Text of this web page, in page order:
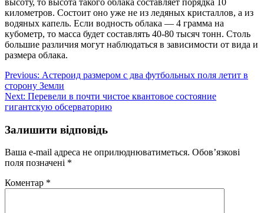
километров. Состоит оно уже не из ледяных кристаллов, а из
водяных капель. Если водность облака — 4 грамма на
кубометр, то масса будет составлять 40-80 тысяч тонн. Столь
большие различия могут наблюдаться в зависимости от вида и
размера облака.
Навігація
записів
Previous: Астероид размером с два футбольных поля летит в
сторону Земли
Next: Перевели в почти чистое квантовое состояние
гигантскую обсерваторию
Залишити відповідь
Ваша e-mail адреса не оприлюднюватиметься. Обов’язкові
поля позначені *
Коментар *